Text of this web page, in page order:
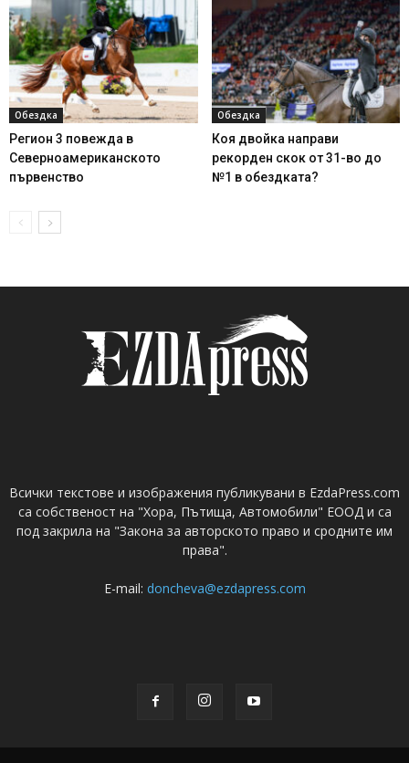
Обездка
Регион 3 повежда в
Северноамериканското
първенство
Обездка
Коя двойка направи
рекорден скок от 31-во до
№1 в обездката?
Всички текстове и изображения публикувани в EzdaPress.com
са собственост на "Хора, Пътища, Автомобили" ЕООД и са
под закрила на "Закона за авторското право и сродните им
права".
E-mail: doncheva@ezdapress.com